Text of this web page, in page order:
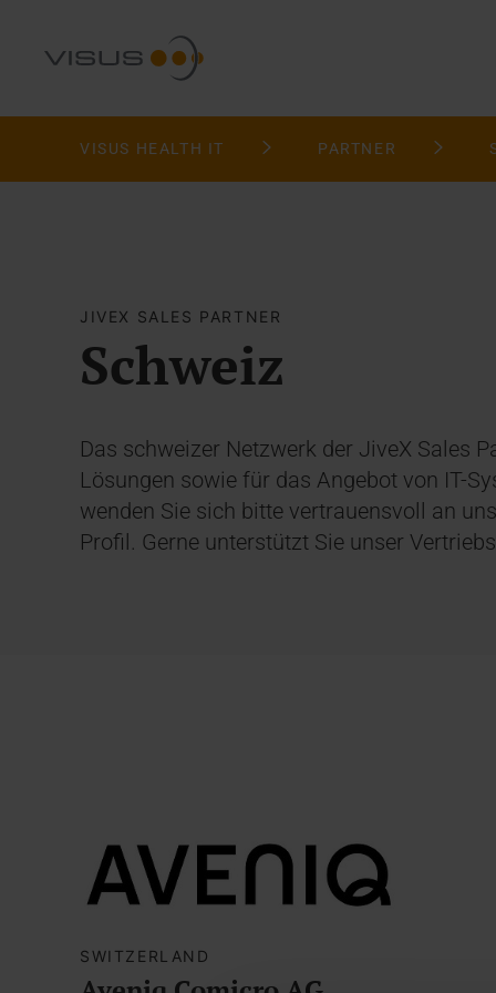
VISUS HEALTH IT PARTNER
JIVEX SALES PARTNER
Schweiz
Das schweizer Netzwerk der JiveX Sales
Lösungen sowie für das Angebot von IT-
wenden Sie sich bitte vertrauensvoll an
Profil. Gerne unterstützt Sie unser
SWITZERLAND